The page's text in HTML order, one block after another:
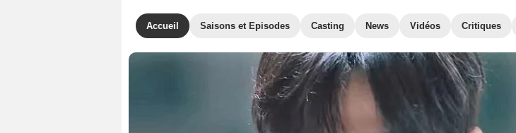
Accueil Saisons et Episodes Casting News Vidéos Critiques